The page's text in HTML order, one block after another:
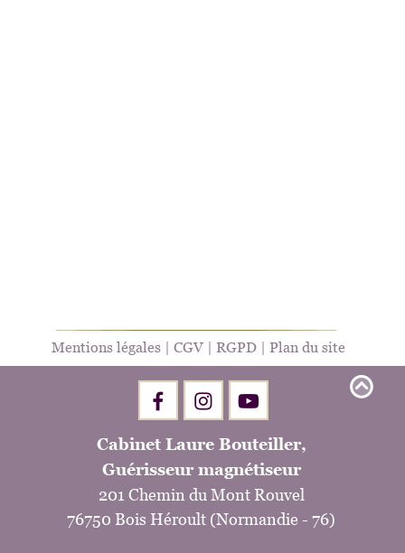
Cabinet Laure Bouteiller,
Guérisseur magnétiseur
201 Chemin du Mont Rouvel
76750 Bois Héroult (Normandie - 76)
Mentions légales | CGV | RGPD | Plan du site